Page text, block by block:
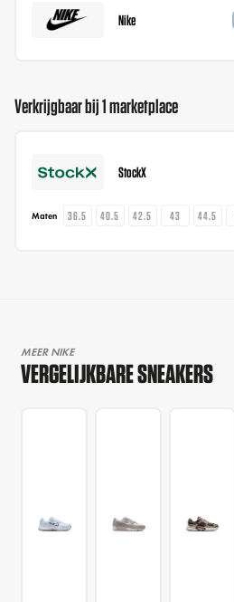
Nike
Verkrijgbaar bij 1 marketplace
StockX
Maten 36.5 40.5 42.5 43 44.5
MEER NIKE
VERGELIJKBARE SNEAKERS